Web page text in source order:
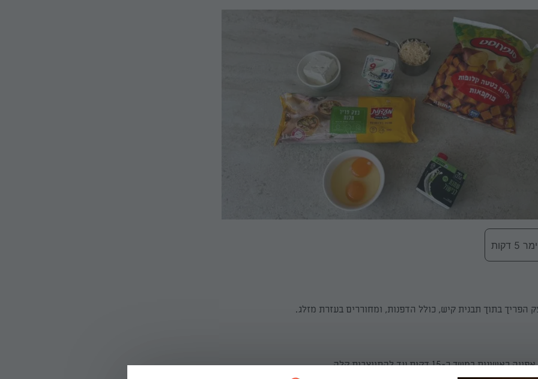
הפריך בתוך תבנית קיש, כולל הדפנות, ומחוררים בעזרת מזלג.
במשך כ-15 דקות עד להתייצבות קלה.